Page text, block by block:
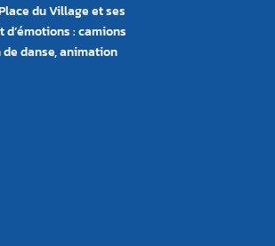
du Village et ses
: camions
danse, animation